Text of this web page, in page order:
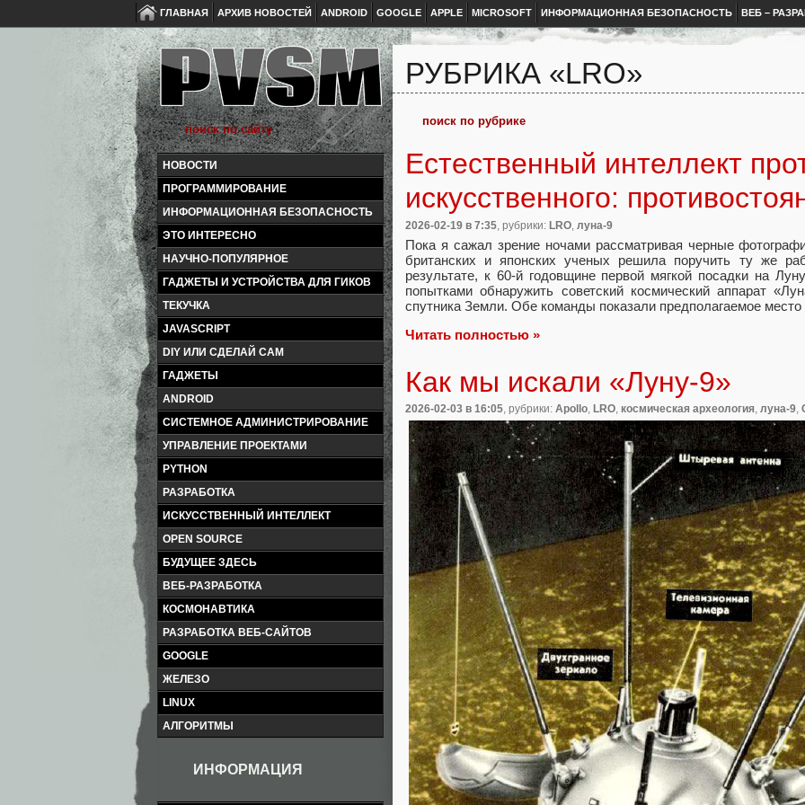
ГЛАВНАЯ АРХИВ НОВОСТЕЙ ANDROID GOOGLE APPLE MICROSOFT ИНФОРМАЦИОННАЯ БЕЗОПАСНОСТЬ ВЕБ –
НОВОСТИ
ПРОГРАММИРОВАНИЕ
ИНФОРМАЦИОННАЯ БЕЗОПАСНОСТЬ
ЭТО ИНТЕРЕСНО
НАУЧНО-ПОПУЛЯРНОЕ
ГАДЖЕТЫ И УСТРОЙСТВА ДЛЯ ГИКОВ
ТЕКУЧКА
JAVASCRIPT
DIY ИЛИ СДЕЛАЙ САМ
ГАДЖЕТЫ
ANDROID
СИСТЕМНОЕ АДМИНИСТРИРОВАНИЕ
УПРАВЛЕНИЕ ПРОЕКТАМИ
PYTHON
РАЗРАБОТКА
ИСКУССТВЕННЫЙ ИНТЕЛЛЕКТ
OPEN SOURCE
БУДУЩЕЕ ЗДЕСЬ
ВЕБ-РАЗРАБОТКА
КОСМОНАВТИКА
РАЗРАБОТКА ВЕБ-САЙТОВ
GOOGLE
ЖЕЛЕЗО
LINUX
АЛГОРИТМЫ
ИНФОРМАЦИЯ
РУБРИКА «LRO»
Естественный интеллект
искусственного:
2026-02-19 в 7:35 , рубрики: LRO луна-9
Пока я сажал зрение ночами рассматривая черные
британских и японских ученых решила поручить ту же
результате, к 60-й годовщине первой мягкой посадки на
попытками обнаружить советский космический аппарат
спутника Земли. Обе команды показали предполагаемое
Читать полностью »
Как мы искали «Луну-9»
2026-02-03 в 16:05, рубрики: Apollo, LRO, космическая археология, луна-9,